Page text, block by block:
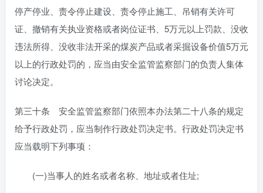
停产停业、责令停止建设、责令停止施工、吊销有关许可
证、撤销有关执业资格或者岗位证书、5万元以上罚款、没收
违法所得、没收非法开采的煤炭产品或者采掘设备价值5万元
以上的行政处罚的，应当由安全监管监察部门的负责人集体
讨论决定。
第三十条 安全监管监察部门依照本办法第二十八条的规定
给予行政处罚，应当制作行政处罚决定书。行政处罚决定书
应当载明下列事项：
(一)当事人的姓名或者名称、地址或者住址;